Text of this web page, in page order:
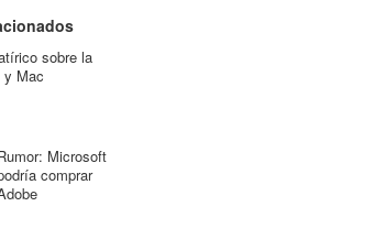
sobre la
y Mac
Microsoft
comprar